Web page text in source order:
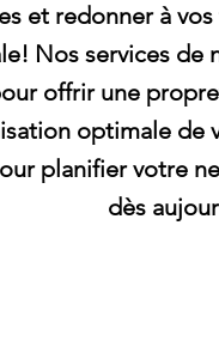
et redonner à
Nos services de
offrir une
optimale de
planifier votre
dès